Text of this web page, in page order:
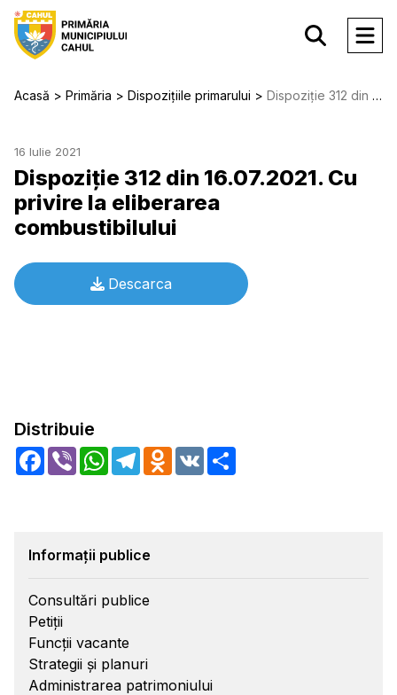
Acasă Primăria Dispozițiile primarului Dispoziție 312 din 16.07.2021. Cu privire la eliberarea combustibilului
16 Iulie 2021
Dispoziție 312 din 16.07.2021. Cu
privire la eliberarea
combustibilului
Descarca
Distribuie
Facebook
Viber WhatsApp
TelegramOdnoklassniki
VK
Informații publice
Consultări publice
Petiții
Funcții vacante
Strategii și planuri
Administrarea patrimoniului